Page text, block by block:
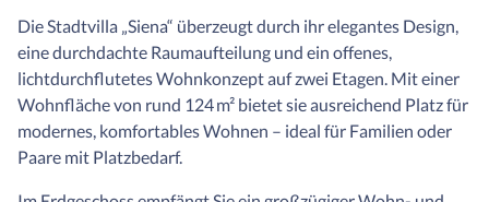
Die Stadtvilla „Siena“ überzeugt durch ihr elegantes Design,
eine durchdachte Raumaufteilung und ein offenes,
lichtdurchflutetes Wohnkonzept auf zwei Etagen. Mit einer
Wohnfläche von rund 124 m² bietet sie ausreichend Platz für
modernes, komfortables Wohnen – ideal für Familien oder
Paare mit Platzbedarf.